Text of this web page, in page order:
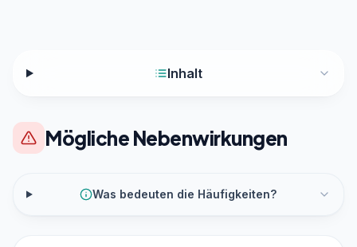
Inhalt
Mögliche Nebenwirkungen
Was bedeuten die Häufigkeiten?